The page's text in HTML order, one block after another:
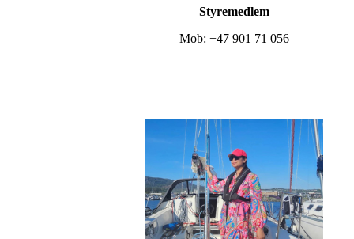
Styremedlem
Mob: +47 901 71 056